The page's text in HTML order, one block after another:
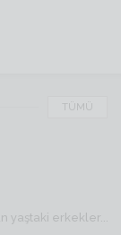
TÜMÜ
yaştaki erkekler...